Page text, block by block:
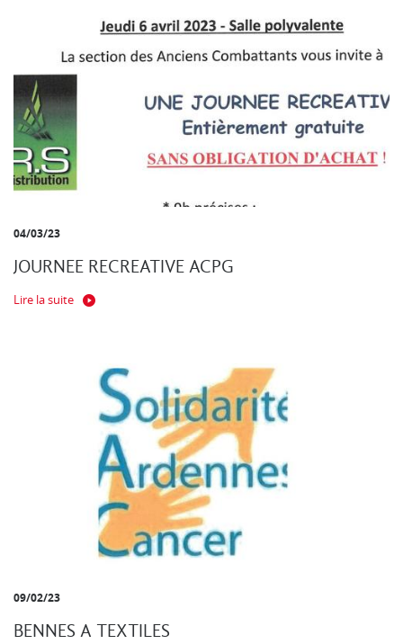
04/03/23
JOURNEE RECREATIVE ACPG
Lire la suite
09/02/23
BENNES A TEXTILES